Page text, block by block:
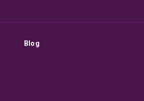
Blog